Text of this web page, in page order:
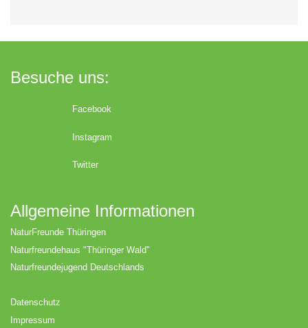
Besuche uns:
Facebook
Instagram
Twitter
Allgemeine Informationen
NaturFreunde Thüringen
Naturfreundehaus "Thüringer Wald"
Naturfreundejugend Deutschlands
Datenschutz
Impressum